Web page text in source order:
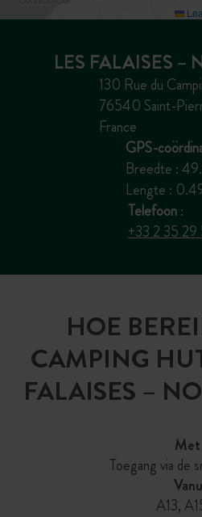
LES FALAISES –
130 Rue du
76540 Saint-
France
GPS-
Breedte :
Lengte :
Telefoon:
+33 2 35 29
HOE
CAMPING
FALAISES –
Met
Toegang via de
A13,